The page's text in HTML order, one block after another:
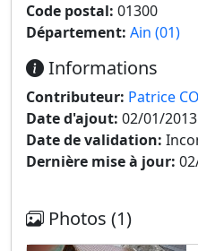
Code postal: 01300
Département: Ain (01)
Informations
Contributeur: Patrice
Date d'ajout: 02/01/
Date de validation:
Dernière mise à jour:
Photos (1)